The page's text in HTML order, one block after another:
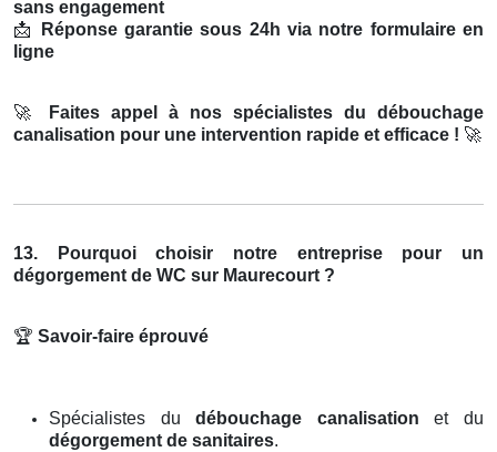
sans engagement
📩
Réponse garantie sous 24h via notre formulaire en
ligne
🚀
Faites appel à nos spécialistes du débouchage
canalisation pour une intervention rapide et efficace ! 🚀
13. Pourquoi choisir notre entreprise pour un
dégorgement de WC sur Maurecourt ?
🏆 Savoir-faire éprouvé
Spécialistes dudébouchage canalisation et du
dégorgement de sanitaires.